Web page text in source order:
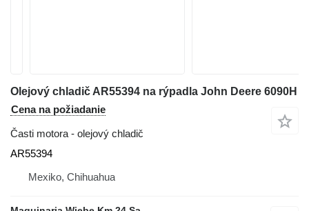
Olejový chladič AR55394 na rýpadla John Deere 6090H
Cena na požiadanie
Časti motora - olejový chladič
AR55394
Mexiko, Chihuahua